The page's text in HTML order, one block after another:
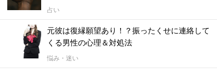
占い
元彼は復縁願望あり！？振ったくせに連絡して
くる男性の心理＆対処法
悩み・迷い